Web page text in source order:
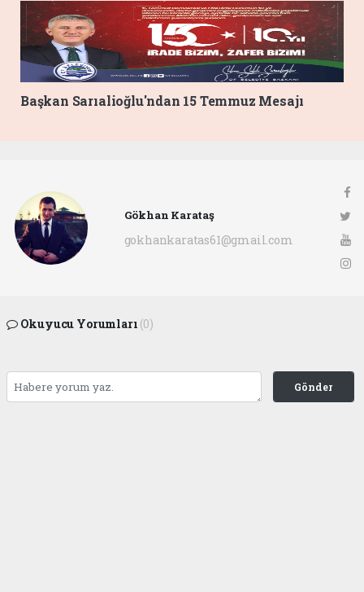
Başkan Sarıalioğlu'ndan 15 Temmuz Mesajı
Gökhan Karataş
gokhankaratas61@gmail.com
Okuyucu Yorumları (0)
Gönder